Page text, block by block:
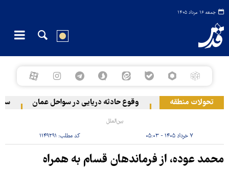
جمعه ۱۶ مرداد ۱۴۰۵
تحولات منطقه
دو منطقه در لبنان وقوع حادثه دریایی در سواحل عمان
بین‌الملل
۷ خرداد ۱۴۰۵ - ۰۵:۰۳ کد مطلب: ۱۱۴۹۲۹۱
محمد عوده، از فرماندهان قسام به همراه